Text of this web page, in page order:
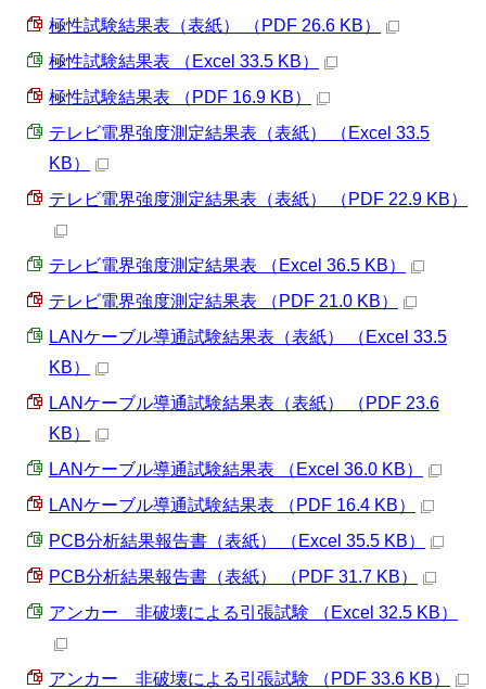
極性試験結果表（表紙） （PDF 26.6 KB）
極性試験結果表 （Excel 33.5 KB）
極性試験結果表 （PDF 16.9 KB）
テレビ電界強度測定結果表（表紙） （Excel 33.5
KB）
テレビ電界強度測定結果表（表紙） （PDF 22.9 KB）
テレビ電界強度測定結果表 （Excel 36.5 KB）
テレビ電界強度測定結果表 （PDF 21.0 KB）
LANケーブル導通試験結果表（表紙） （Excel 33.5
KB）
LANケーブル導通試験結果表（表紙） （PDF 23.6
KB）
LANケーブル導通試験結果表 （Excel 36.0 KB）
LANケーブル導通試験結果表 （PDF 16.4 KB）
PCB分析結果報告書（表紙） （Excel 35.5 KB）
PCB分析結果報告書（表紙） （PDF 31.7 KB）
アンカー 非破壊による引張試験 （Excel 32.5 KB）
アンカー 非破壊による引張試験 （PDF 33.6 KB）